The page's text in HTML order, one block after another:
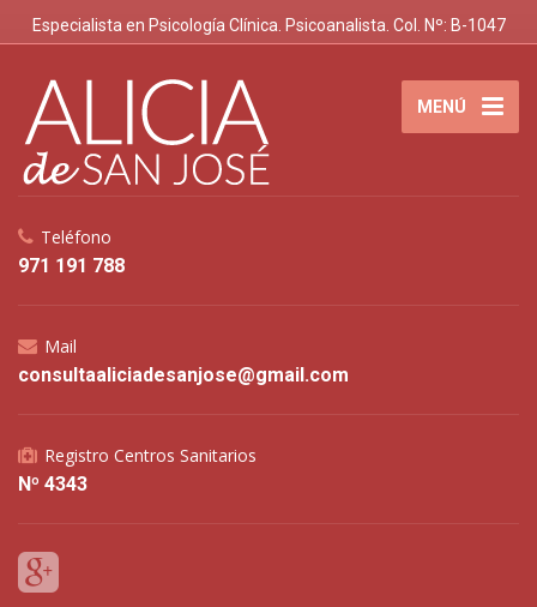
Especialista en Psicología Clínica. Psicoanalista. Col. Nº: B-1047
MENÚ
Teléfono
971 191 788
Mail
consultaaliciadesanjose@gmail.com
Registro Centros Sanitarios
Nº 4343